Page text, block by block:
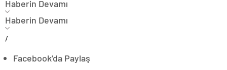
Haberin Devamı
Haberin Devamı
/
Facebook’da Paylaş